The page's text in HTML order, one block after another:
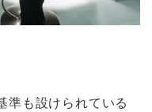
準も設けられている